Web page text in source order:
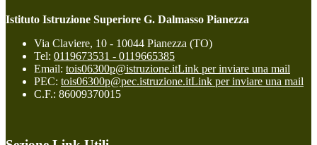
Istituto Istruzione Superiore G. Dalmasso Pianezza
Via Claviere, 10 - 10044 Pianezza (TO)
Tel: 0119673531 - 0119665385
Email: tois06300p@istruzione.itLink per inviare una mail
PEC: tois06300p@pec.istruzione.itLink per inviare una mail
C.F.: 86009370015